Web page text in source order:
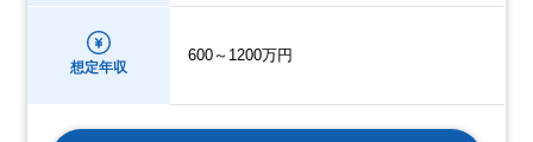
想定年収
600～1200万円